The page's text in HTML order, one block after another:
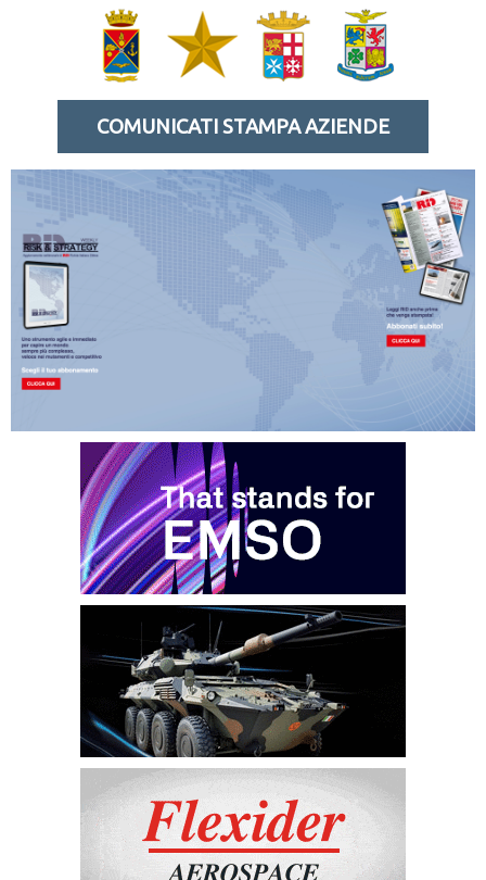
COMUNICATI STAMPA AZIENDE